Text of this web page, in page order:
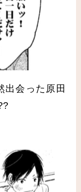
出会った原田